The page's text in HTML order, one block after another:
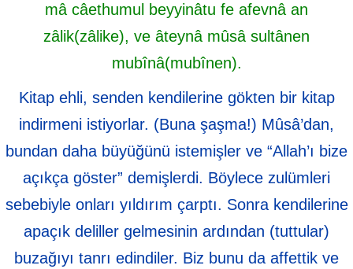
mâ câethumul beyyinâtu fe afevnâ an
zâlik(zâlike), ve âteynâ mûsâ sultânen
mubînâ(mubînen).
Kitap ehli, senden kendilerine gökten bir kitap
indirmeni istiyorlar. (Buna şaşma!) Mûsâ’dan,
bundan daha büyüğünü istemişler ve “Allah’ı bize
açıkça göster” demişlerdi. Böylece zulümleri
sebebiyle onları yıldırım çarptı. Sonra kendilerine
apaçık deliller gelmesinin ardından (tuttular)
buzağıyı tanrı edindiler. Biz bunu da affettik ve